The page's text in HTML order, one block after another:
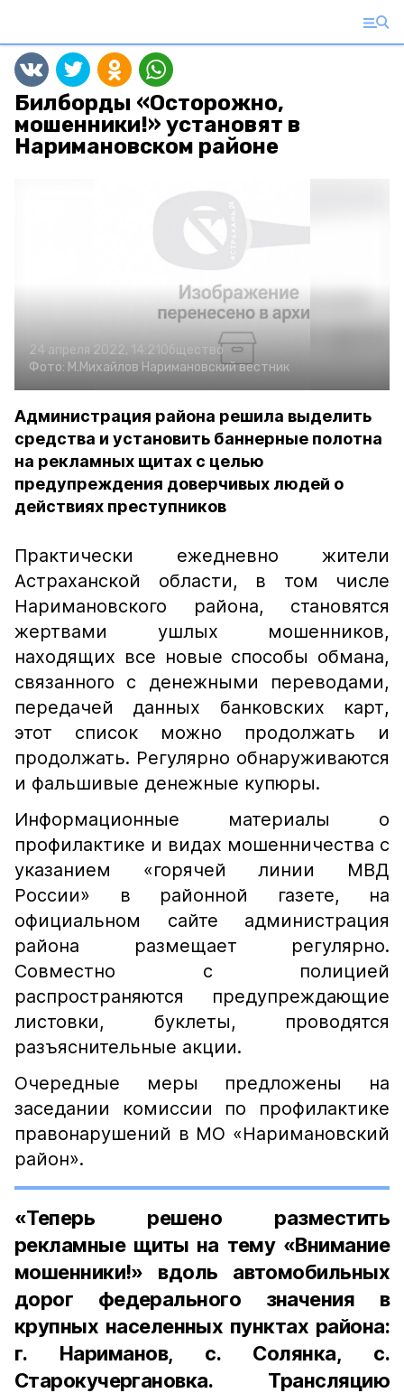
Билборды «Осторожно,
мошенники!» установят в
Наримановском районе
24 апреля 2022, 14:21 Общество
Фото: М.Михайлов Наримановский вестник
Администрация района решила выделить
средства и установить баннерные полотна
на рекламных щитах с целью
предупреждения доверчивых людей о
действиях преступников
Практически ежедневно жители
Астраханской области, в том числе
Наримановского района, становятся
жертвами ушлых мошенников,
находящих все новые способы обмана,
связанного с денежными переводами,
передачей данных банковских карт,
этот список можно продолжать и
продолжать. Регулярно обнаруживаются
и фальшивые денежные купюры.
Информационные материалы о
профилактике и видах мошенничества с
указанием «горячей линии МВД
России» в районной газете, на
официальном сайте администрация
района размещает регулярно.
Совместно с полицией
распространяются предупреждающие
листовки, буклеты, проводятся
разъяснительные акции.
Очередные меры предложены на
заседании комиссии по профилактике
правонарушений в МО «Наримановский
район».
«Теперь решено разместить
рекламные щиты на тему «Внимание
мошенники!» вдоль автомобильных
дорог федерального значения в
крупных населенных пунктах района:
г. Нариманов, с. Солянка, с.
Старокучергановка. Трансляцию